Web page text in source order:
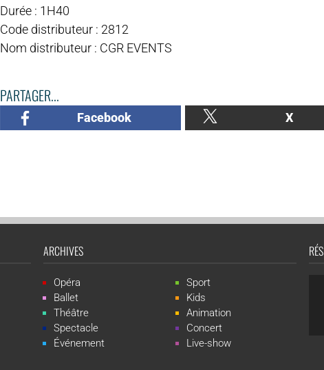
Durée : 1H40
Code distributeur : 2812
Nom distributeur : CGR EVENTS
PARTAGER...
Facebook X
ARCHIVES
Opéra
Ballet
Théâtre
Spectacle
Événement
Sport
Kids
Animation
Concert
Live-show